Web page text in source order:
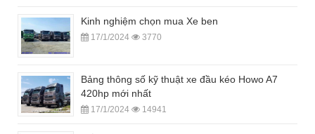
Kinh nghiệm chọn mua Xe ben
17/1/2024 3770
Bảng thông số kỹ thuật xe đầu kéo Howo A7
420hp mới nhất
17/1/2024 14941